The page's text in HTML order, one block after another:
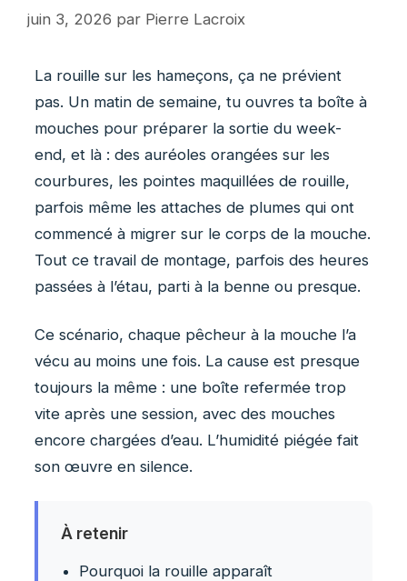
juin 3, 2026 par Pierre Lacroix
La rouille sur les hameçons, ça ne prévient
pas. Un matin de semaine, tu ouvres ta boîte à
mouches pour préparer la sortie du week-
end, et là : des auréoles orangées sur les
courbures, les pointes maquillées de rouille,
parfois même les attaches de plumes qui ont
commencé à migrer sur le corps de la mouche.
Tout ce travail de montage, parfois des heures
passées à l’étau, parti à la benne ou presque.
Ce scénario, chaque pêcheur à la mouche l’a
vécu au moins une fois. La cause est presque
toujours la même : une boîte refermée trop
vite après une session, avec des mouches
encore chargées d’eau. L’humidité piégée fait
son œuvre en silence.
À retenir
Pourquoi la rouille apparaît